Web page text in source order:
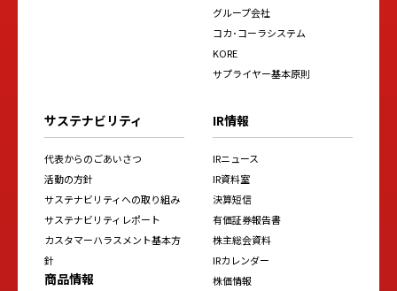
グループ会社
コカ･コーラシステム
KORE
サプライヤー基本原則
サステナビリティ
代表からのごあいさつ
活動の方針
サステナビリティへの取り組み
サステナビリティレポート
カスタマーハラスメント基本方
針
商品情報
IR情報
IRニュース
IR資料室
決算短信
有価証券報告書
株主総会資料
IRカレンダー
株価情報